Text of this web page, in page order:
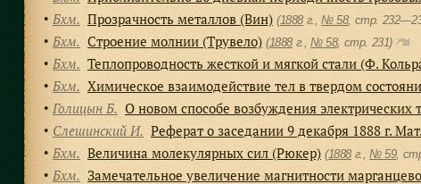
● Бхм. Прозрачность металлов (Вин) (1888 г.,№ 58, cтр.
● Бхм. Строение молнии (Трувело) (1888г.,№ 58, cтр. 231)
● Бхм. Теплопроводность жесткой и мягкой стали (Ф.
● Бхм. Химическое взаимодействие тел в твердом
● Голицын Б. О новом способе возбуждения электрических
● Слешинский И. Реферат о заседании 9 декабря 1888 г.
● Бхм. Величина молекулярных сил (Рюкер) (1888 г.,№ 59,
● Бхм. Замечательное увеличение магнитности